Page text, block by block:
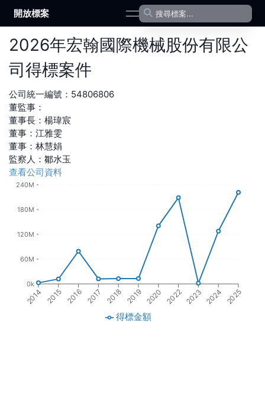
開放標案 open navigation menu
2026年宏翰國際機械股份有限公
司得標案件
公司統一編號： 54806806
董監事：
董事長 ： 楊瑋宸
董事 ： 江雅雯
董事 ： 林慧娟
監察人 ： 鄒水玉
查看公司資料
2014 2015 2016 2017 2018 2019 2020 2022 2023 2024 2025
0k
60M
120M
180M
240M
得標金額